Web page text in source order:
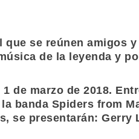
que se reúnen amigos
de la leyenda y
de marzo de 2018.
banda Spiders from
se presentarán:Gerry